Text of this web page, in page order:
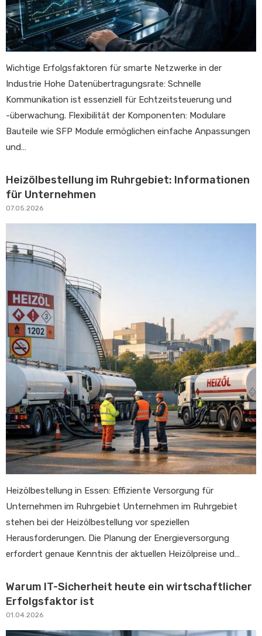
Wichtige Erfolgsfaktoren für smarte Netzwerke in der
Industrie Hohe Datenübertragungsrate: Schnelle
Kommunikation ist essenziell für Echtzeitsteuerung und
-überwachung. Flexibilität der Komponenten: Modulare
Bauteile wie SFP Module ermöglichen einfache Anpassungen
und…
Heizölbestellung im Ruhrgebiet: Informationen
für Unternehmen
07.05.2026
Heizölbestellung in Essen: Effiziente Versorgung für
Unternehmen im Ruhrgebiet Unternehmen im Ruhrgebiet
stehen bei der Heizölbestellung vor speziellen
Herausforderungen. Die Planung der Energieversorgung
erfordert genaue Kenntnis der aktuellen Heizölpreise und…
Warum IT-Sicherheit heute ein wirtschaftlicher
Erfolgsfaktor ist
01.04.2026